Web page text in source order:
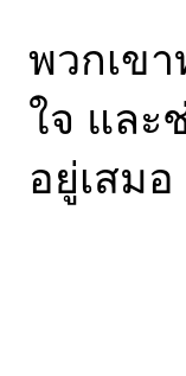
พวกเข
ใจ แล
อยู่เสมอ